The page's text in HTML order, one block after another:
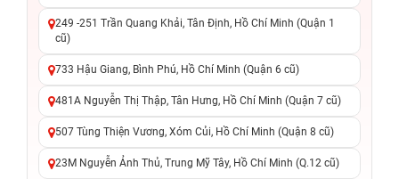
249 -251 Trần Quang Khải, Tân Định, Hồ Chí Minh (Quận 1
cũ)
733 Hậu Giang, Bình Phú, Hồ Chí Minh (Quận 6 cũ)
481A Nguyễn Thị Thập, Tân Hưng, Hồ Chí Minh (Quận 7 cũ)
507 Tùng Thiện Vương, Xóm Củi, Hồ Chí Minh (Quận 8 cũ)
23M Nguyễn Ảnh Thủ, Trung Mỹ Tây, Hồ Chí Minh (Q.12 cũ)